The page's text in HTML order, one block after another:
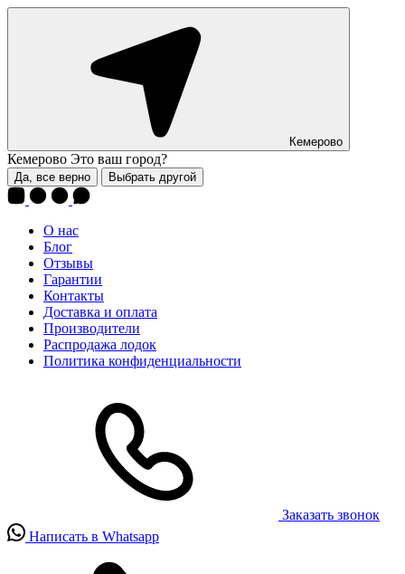
Кемерово
Кемерово Это ваш город?
Да, все верно Выбрать другой
О нас
Блог
Отзывы
Гарантии
Контакты
Доставка и оплата
Производители
Распродажа лодок
Политика конфиденциальности
Заказать звонок
Написать в Whatsapp